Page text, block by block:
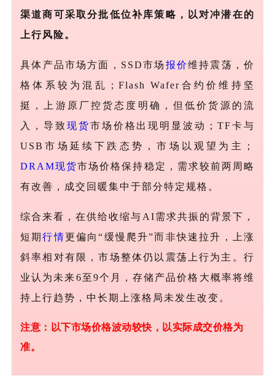
渠道商可采取分批低位补库策略，以对冲潜在的
上行风险。
具体产品市场方面， SSD市场 报价维持震荡，价
格体系较为混乱；Flash Wafer合约价维持坚
挺，上游原厂控货态度明确，但低价货源的流
入，导致现货市场价格出现明显波动；TF卡与
USB市场延续下跌态势，市场以观望为主；
DRAM现货市场价格保持稳定，需求较前两周略
有改善，成交回暖集中于部分特定规格。
综合来看，在供给收缩与 AI需求共振的背景下，
短期行情更偏向“缓慢爬升”而非快速拉升，上涨
斜率相对有限，市场整体仍以震荡上行为主。行
业认为未来6至9个月，存储产品价格大概率将维
持上行趋势，中长期上涨格局未发生改变。
注意：以下市场价格波动较快，以实际成交价格为
准。